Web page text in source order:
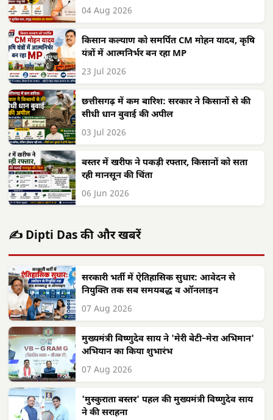
04 Aug 2026
किसान कल्याण को समर्पित CM मोहन यादव, कृषि
यंत्रों में आत्मनिर्भर बन रहा MP
23 Jul 2026
छत्तीसगढ़ में कम बारिश: सरकार ने किसानों से की
सीधी धान बुवाई की अपील
03 Jul 2026
बस्तर में खरीफ ने पकड़ी रफ्तार, किसानों को सता
रही मानसून की चिंता
06 Jun 2026
✍️ Dipti Das की और खबरें
सरकारी भर्ती में ऐतिहासिक सुधार: आवेदन से
नियुक्ति तक सब समयबद्ध व ऑनलाइन
07 Aug 2026
मुख्यमंत्री विष्णुदेव साय ने 'मेरी बेटी–मेरा अभिमान'
अभियान का किया शुभारंभ
07 Aug 2026
'मुस्कुराता बस्तर' पहल की मुख्यमंत्री विष्णुदेव साय
ने की सराहना